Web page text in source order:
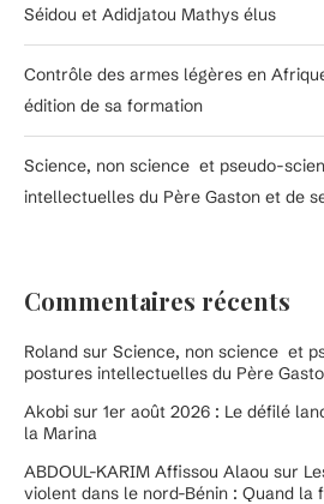
Séidou et Adidjatou Mathys élus
Contrôle des armes légères en
édition de sa formation
Science, non science et pseudo-
intellectuelles du Père Gaston et de
Commentaires récents
Roland sur Science, non science et
postures intellectuelles du Père
Akobi sur 1er août 2026 : Le défilé
la Marina
ABDOUL-KARIM Affissou Alaou sur
violent dans le nord-Bénin : Quand la